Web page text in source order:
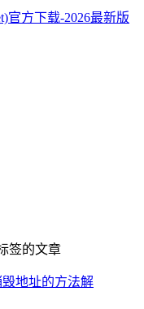
签的文章